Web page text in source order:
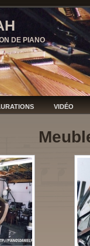
DE PIANO
VIDÉO